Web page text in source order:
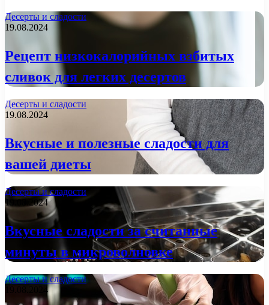
Десерты и сладости
19.08.2024
Рецепт низкокалорийных взбитых
сливок для легких десертов
Десерты и сладости
19.08.2024
Вкусные и полезные сладости для
вашей диеты
Десерты и сладости
19.08.2024
Вкусные сладости за считанные
минуты в микроволновке
Десерты и сладости
19.08.2024